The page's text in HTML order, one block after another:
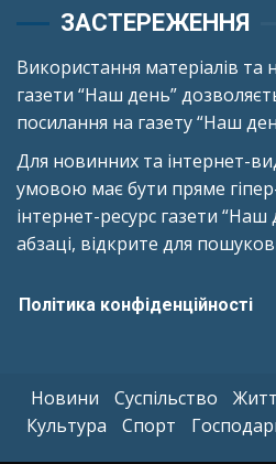
ЗАСТЕРЕЖЕННЯ
Використання матеріалів та
газети “Наш день”
посилання на газету “Наш
Для новинних та інтернет-
умовою має бути пряме
інтернет-ресурс газети
абзаці, відкрите для
Політика конфіденційності
Новини Суспільство
Культура
Спорт